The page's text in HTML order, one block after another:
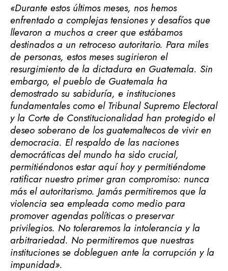
«Durante estos últimos meses, nos hemos
enfrentado a complejas tensiones y desafíos que
llevaron a muchos a creer que estábamos
destinados a un retroceso autoritario. Para miles
de personas, estos meses sugirieron el
resurgimiento de la dictadura en Guatemala. Sin
embargo, el pueblo de Guatemala ha
demostrado su sabiduría, e instituciones
fundamentales como el Tribunal Supremo Electoral
y la Corte de Constitucionalidad han protegido el
deseo soberano de los guatemaltecos de vivir en
democracia. El respaldo de las naciones
democráticas del mundo ha sido crucial,
permitiéndonos estar aquí hoy y permitiéndome
ratificar nuestro primer gran compromiso: nunca
más el autoritarismo. Jamás permitiremos que la
violencia sea empleada como medio para
promover agendas políticas o preservar
privilegios. No toleraremos la intolerancia y la
arbitrariedad. No permitiremos que nuestras
instituciones se dobleguen ante la corrupción y la
impunidad».